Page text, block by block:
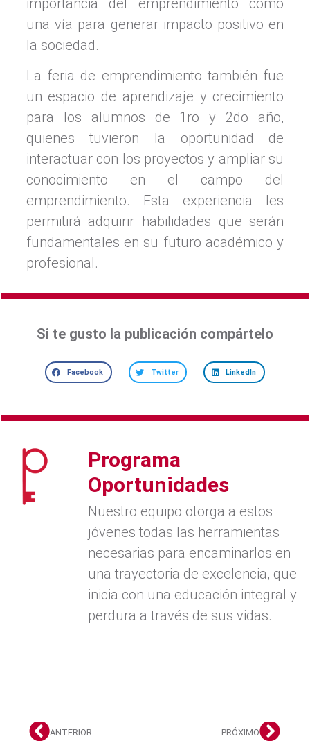
una vía para generar impacto positivo en
la sociedad.
La feria de emprendimiento también fue
un espacio de aprendizaje y crecimiento
para los alumnos de 1ro y 2do año,
quienes tuvieron la oportunidad de
interactuar con los proyectos y ampliar su
conocimiento en el campo del
emprendimiento. Esta experiencia les
permitirá adquirir habilidades que serán
fundamentales en su futuro académico y
profesional.
Si te gusto la publicación compártelo
Facebook Twitter LinkedIn
Programa
Oportunidades
Nuestro equipo otorga a estos
jóvenes todas las herramientas
necesarias para encaminarlos en
una trayectoria de excelencia, que
inicia con una educación integral y
perdura a través de sus vidas.
ANTERIOR PRÓXIMO